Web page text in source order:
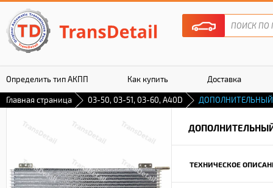
Определить тип АКПП Как купить Доставка
Гарантия
Главная страница 03-50, 03-51, 03-60, A40D
ТЕХНИЧЕСКОЕ